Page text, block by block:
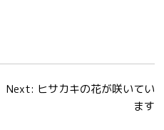
Next: ヒサカキの花が咲いてい
ます